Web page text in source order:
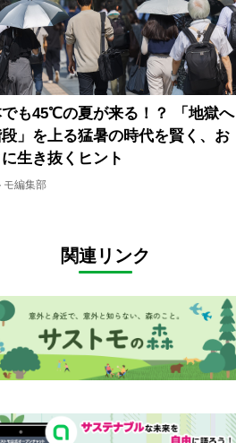
でも45℃の夏が来る！？ 「地獄へ
」を上る猛暑の時代を賢く、お
に生き抜くヒント
モ編集部
関連リンク